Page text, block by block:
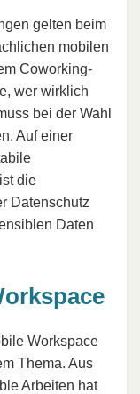
gelten beim
mobilen
Coworking-
wer wirklich
bei der Wahl
Auf einer
die
Datenschutz
Daten
Workspace
Thema. Aus
Arbeiten hat